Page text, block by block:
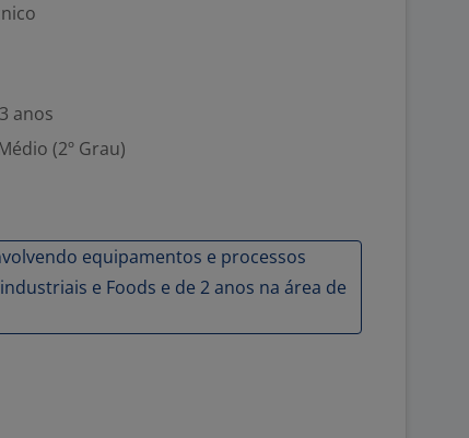
anos
(2º Grau)
equipamentos e processos
e Foods e de 2 anos na área de